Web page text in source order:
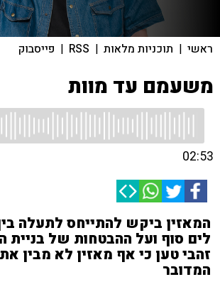
ראשי | תוכניות מלאות |
RSS
| פייסבוק
משעמם עד מוות
02:53
המאזין ביקש להתייחס לתעלה
לים סוף ועל ההבטחות של בניית
זהבי טען כי אף מאזין לא מבין
המדובר